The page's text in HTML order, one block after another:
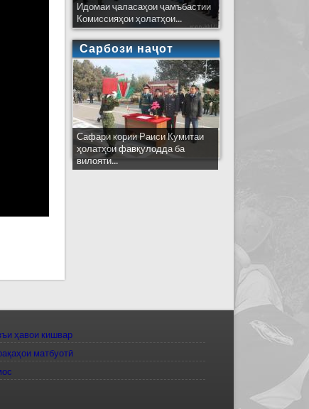
Идомаи ҷаласаҳои ҷамъбастии
Комиссияҳои ҳолатҳои...
Сарбози наҷот
Сафари кории Раиси Кумитаи
ҳолатҳои фавқулодда ба
вилояти...
ҳавои кишвар
матбуотӣ